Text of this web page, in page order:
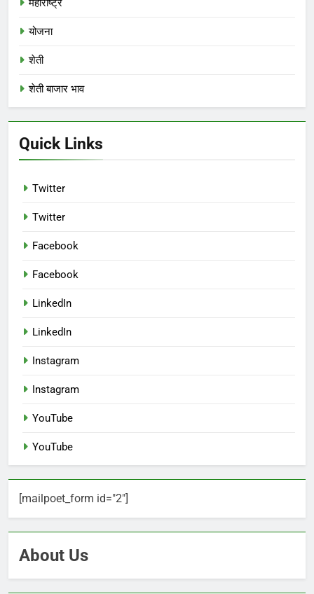
महाराष्ट्र
योजना
शेती
शेती बाजार भाव
Quick Links
Twitter
Twitter
Facebook
Facebook
LinkedIn
LinkedIn
Instagram
Instagram
YouTube
YouTube
[mailpoet_form id="2"]
About Us